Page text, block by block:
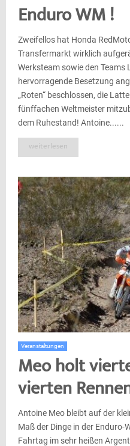
Enduro WM !
Zweifellos hat Honda
Transfermarkt wirklich
Werksteam sowie den Teams
hervorragende Besetzung
„Roten“ beschlossen, die
fünffachen Weltmeister
dem Ruhestand! Antoine......
weiterlesen
Veranstaltungen
Meo holt
vierten
Antoine Meo bleibt auf der
Maß der Dinge in der Enduro-
Fahrtag im sehr heißen